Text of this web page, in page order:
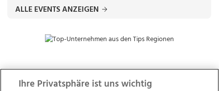
ALLE EVENTS ANZEIGEN
ZUR NACHRICHTENÜBERSICHT
Ihre Privatsphäre ist uns wichtig